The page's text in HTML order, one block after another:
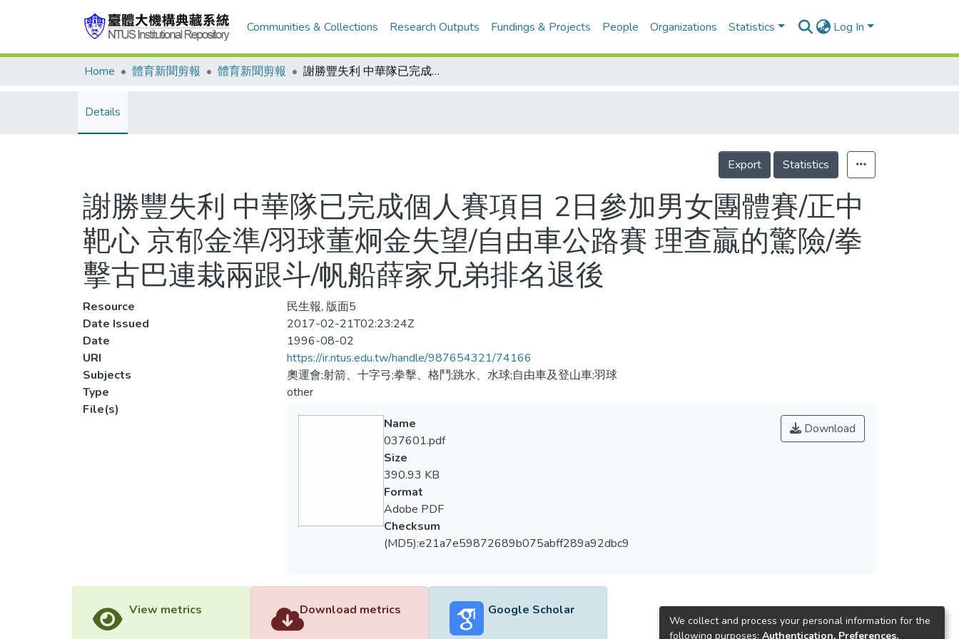
Communities & Collections Research Outputs Fundings & Projects People Organizations Statistics Log In
Home 體育新聞剪報 體育新聞剪報 謝勝豐失利 中華隊已完成個人賽項目 2日參加男女團體賽/正中靶心 京郁金準/羽球董炯金失望/自由車公路賽 理查贏的驚險/拳擊古巴連栽兩跟斗/帆船薛家兄弟排名退後
Details
Export Statistics
謝勝豐失利 中華隊已完成個人賽項目 2日參加男女團體賽/正中
靶心 京郁金準/羽球董炯金失望/自由車公路賽 理查贏的驚險/拳
擊古巴連栽兩跟斗/帆船薛家兄弟排名退後
Resource
民生報, 版面5
Date Issued
2017-02-21T02:23:24Z
Date
1996-08-02
URI
https://ir.ntus.edu.tw/handle/987654321/74166
Subjects
奧運會;射箭、十字弓;拳擊、格鬥;跳水、水球;自由車及登山車;羽球
Type
other
File(s)
Download
Name
037601.pdf
Size
390.93 KB
Format
Adobe PDF
Checksum
(MD5):e21a7e59872689b075abff289a92dbc9
View metrics Download metrics Google Scholar
We collect and process your personal information for the
following purposes: Authentication, Preferences,